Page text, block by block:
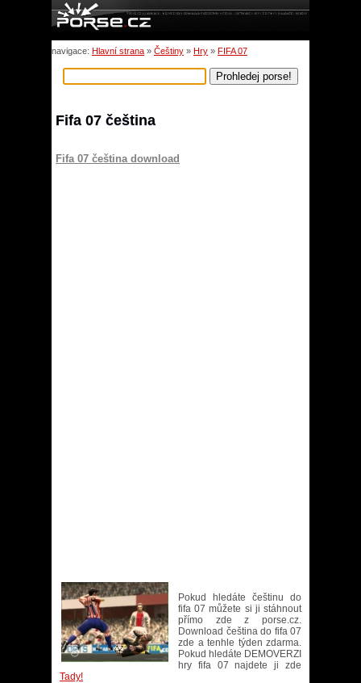
navigace: Hlavní strana » Češtiny » Hry » FIFA 07
Fifa 07 čeština
Fifa 07 čeština download
Pokud hledáte češtinu do
fifa 07 můžete si ji stáhnout
přímo zde z porse.cz.
Download čeština do fifa 07
zde a tenhle týden zdarma.
Pokud hledáte DEMOVERZI
hry fifa 07 najdete ji zde
Tady!